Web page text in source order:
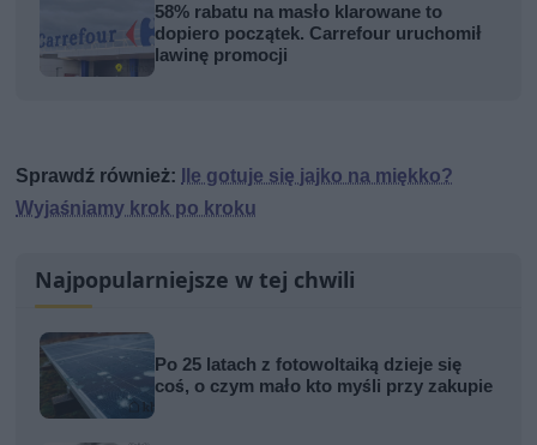
58% rabatu na masło klarowane to
dopiero początek. Carrefour uruchomił
lawinę promocji
Sprawdź również:
Ile gotuje się jajko na miękko?
Wyjaśniamy krok po kroku
Najpopularniejsze w tej chwili
Po 25 latach z fotowoltaiką dzieje się
coś, o czym mało kto myśli przy zakupie